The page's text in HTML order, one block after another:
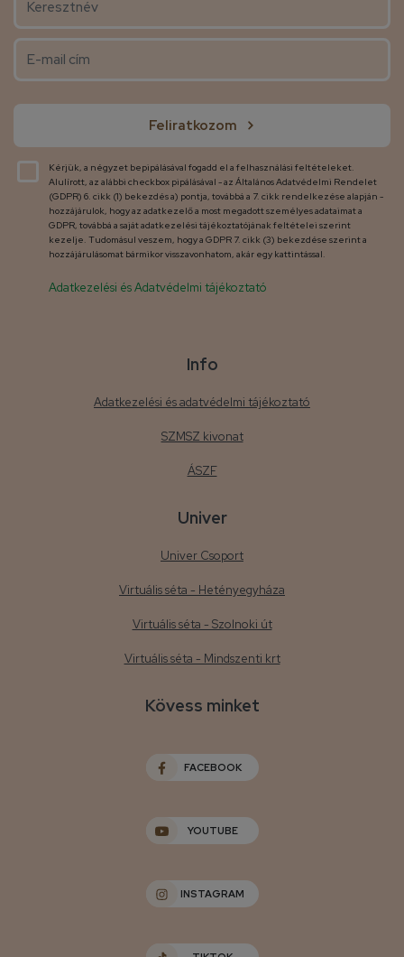
Feliratkozom
Kérjük, a négyzet bepipálásával fogadd el a felhasználási feltételeket.
Alulírott, az alábbi checkbox pipálásával - az Általános Adatvédelmi Rendelet
(GDPR) 6. cikk (1) bekezdés a) pontja, továbbá a 7. cikk rendelkezése alapján -
hozzájárulok, hogy az adatkezelő a most megadott személyes adataimat a
GDPR, továbbá a saját adatkezelési tájékoztatójának feltételei szerint
kezelje. Tudomásul veszem, hogy a GDPR 7. cikk (3) bekezdése szerint a
hozzájárulásomat bármikor visszavonhatom, akár egy kattintással.
Adatkezelési és Adatvédelmi tájékoztató
Info
Adatkezelési és adatvédelmi tájékoztató
SZMSZ kivonat
ÁSZF
Univer
Univer Csoport
Virtuális séta - Hetényegyháza
Virtuális séta - Szolnoki út
Virtuális séta - Mindszenti krt
Kövess minket
FACEBOOK
YOUTUBE
INSTAGRAM